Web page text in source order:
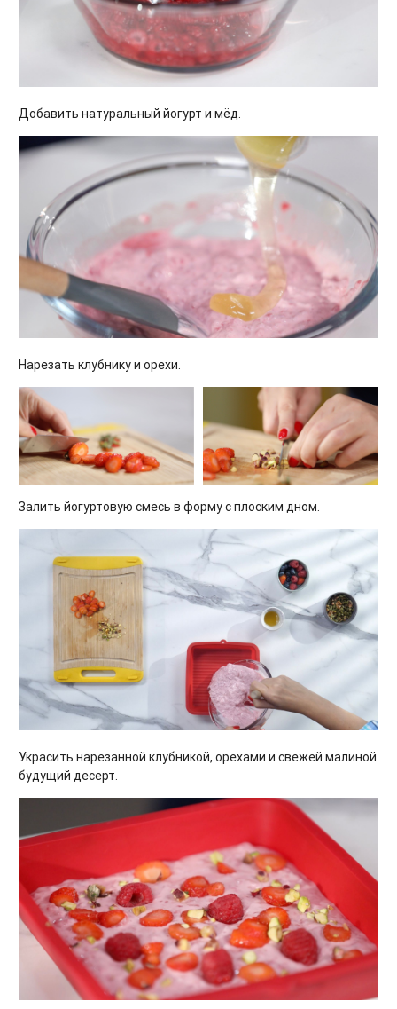
Добавить натуральный йогурт и мёд.
Нарезать клубнику и орехи.
Залить йогуртовую смесь в форму с плоским дном.
Украсить нарезанной клубникой, орехами и свежей малиной
будущий десерт.